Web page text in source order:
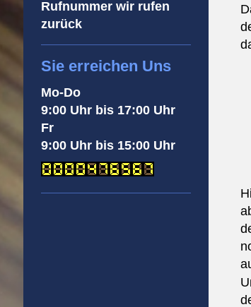
Rufnummer wir rufen
zurück
Sie erreichen Uns
Mo-Do
9:00 Uhr bis 17:00 Uhr
Fr
9:00 Uhr bis 15:00 Uhr